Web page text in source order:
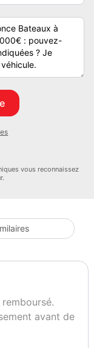
vous reconnaissez
avant de